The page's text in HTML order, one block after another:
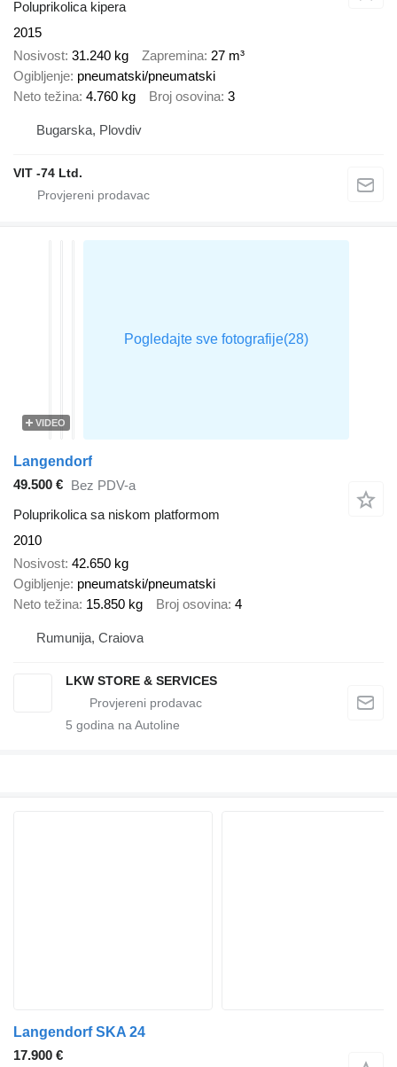
Poluprikolica kipera
2015
Nosivost 31.240 kg Zapremina 27 m³
Ogibljenje pneumatski/pneumatski
Neto težina 4.760 kg Broj osovina 3
Bugarska, Plovdiv
VIT -74 Ltd.
VIDEO
Langendorf
49.500 € Bez PDV-a
Poluprikolica sa niskom platformom
2010
Nosivost 42.650 kg
Ogibljenje pneumatski/pneumatski
Neto težina 15.850 kg Broj osovina 4
Rumunija, Craiova
LKW STORE & SERVICES
5 godina na Autoline
Langendorf SKA 24
17.900 €